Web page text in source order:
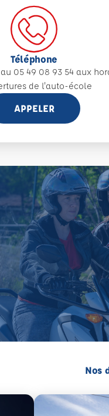
Téléphone
05 49 08 93 54 aux
de l'auto-école
APPELER
Nos